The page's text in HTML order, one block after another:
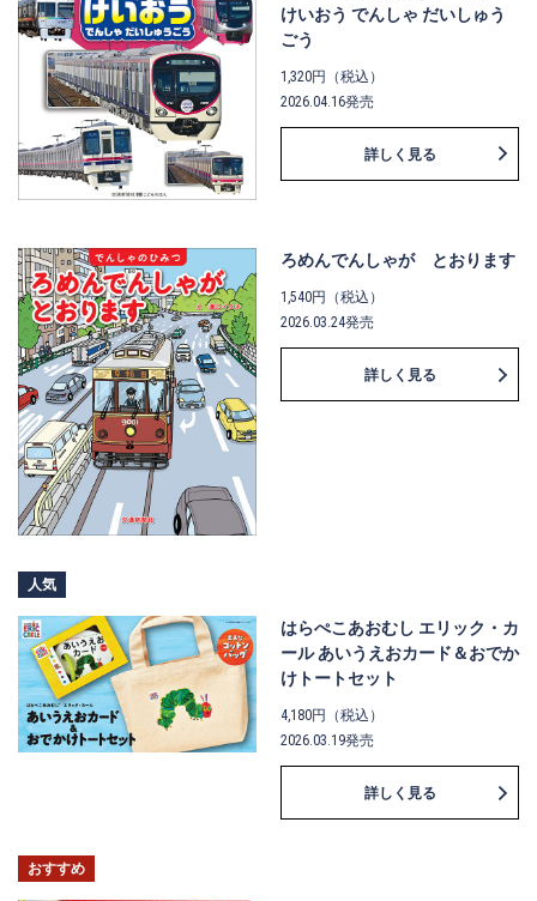
けいおう でんしゃ だいしゅう
ごう
1,320円（税込）
2026.04.16発売
詳しく見る
ろめんでんしゃが とおります
1,540円（税込）
2026.03.24発売
詳しく見る
人気
はらぺこあおむし エリック・カ
ール あいうえおカード＆おでか
けトートセット
4,180円（税込）
2026.03.19発売
詳しく見る
おすすめ